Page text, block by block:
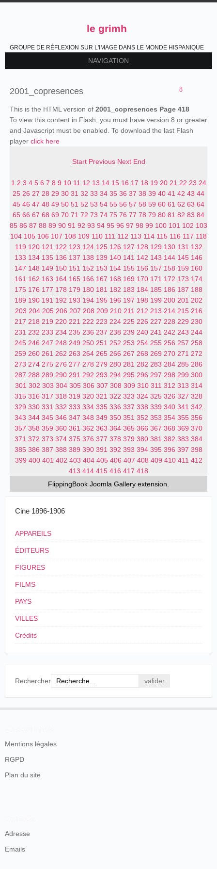
le grimh
GROUPE DE RÉFLEXION SUR L'IMAGE DANS LE MONDE HISPANIQUE
NAVIGATION
2001_copresences
This is the HTML version of 2001_copresences Page 418
To view this content in Flash, you must have version 8 or greater
and Javascript must be enabled. To download the last Flash
player click here
Start Previous Next End
1 2 3 4 5 6 7 8 9 10 11 12 13 14 15 16 17 18 19 20 21 22 23 24
25 26 27 28 29 30 31 32 33 34 35 36 37 38 39 40 41 42 43 44
45 46 47 48 49 50 51 52 53 54 55 56 57 58 59 60 61 62 63 64
65 66 67 68 69 70 71 72 73 74 75 76 77 78 79 80 81 82 83 84
85 86 87 88 89 90 91 92 93 94 95 96 97 98 99 100 101 102 103
104 105 106 107 108 109 110 111 112 113 114 115 116 117 118
119 120 121 122 123 124 125 126 127 128 129 130 131 132
133 134 135 136 137 138 139 140 141 142 143 144 145 146
147 148 149 150 151 152 153 154 155 156 157 158 159 160
161 162 163 164 165 166 167 168 169 170 171 172 173 174
175 176 177 178 179 180 181 182 183 184 185 186 187 188
189 190 191 192 193 194 195 196 197 198 199 200 201 202
203 204 205 206 207 208 209 210 211 212 213 214 215 216
217 218 219 220 221 222 223 224 225 226 227 228 229 230
231 232 233 234 235 236 237 238 239 240 241 242 243 244
245 246 247 248 249 250 251 252 253 254 255 256 257 258
259 260 261 262 263 264 265 266 267 268 269 270 271 272
273 274 275 276 277 278 279 280 281 282 283 284 285 286
287 288 289 290 291 292 293 294 295 296 297 298 299 300
301 302 303 304 305 306 307 308 309 310 311 312 313 314
315 316 317 318 319 320 321 322 323 324 325 326 327 328
329 330 331 332 333 334 335 336 337 338 339 340 341 342
343 344 345 346 347 348 349 350 351 352 353 354 355 356
357 358 359 360 361 362 363 364 365 366 367 368 369 370
371 372 373 374 375 376 377 378 379 380 381 382 383 384
385 386 387 388 389 390 391 392 393 394 395 396 397 398
399 400 401 402 403 404 405 406 407 408 409 410 411 412
413 414 415 416 417 418
FlippingBook Joomla Gallery extension.
Cine 1896-1906
APPAREILS
ÉDITEURS
FIGURES
FILMS
PAYS
VILLES
Crédits
Rechercher
Mentions légales
RGPD
Plan du site
Adresse
Emails